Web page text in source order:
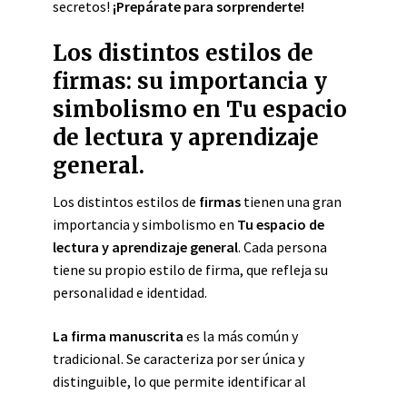
secretos! ¡Prepárate para sorprenderte!
Los distintos estilos de
firmas: su importancia y
simbolismo en Tu espacio
de lectura y aprendizaje
general.
Los distintos estilos de firmas tienen una gran
importancia y simbolismo en Tu espacio de
lectura y aprendizaje general. Cada persona
tiene su propio estilo de firma, que refleja su
personalidad e identidad.
La firma manuscrita es la más común y
tradicional. Se caracteriza por ser única y
distinguible, lo que permite identificar al